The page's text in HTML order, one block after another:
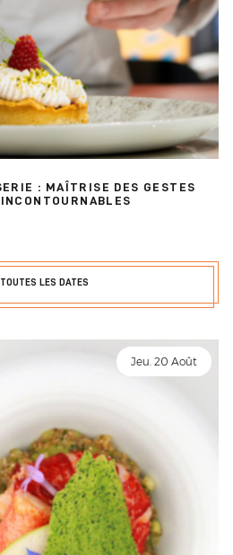
: MAÎTRISE DES GESTES
LES DATES
Jeu. 20 Août